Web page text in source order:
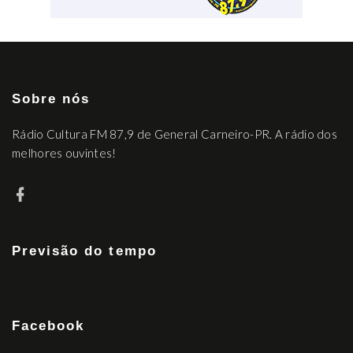
Sobre nós
Rádio Cultura FM 87,9 de General Carneiro-PR. A rádio dos
melhores ouvintes!
Previsão do tempo
Facebook